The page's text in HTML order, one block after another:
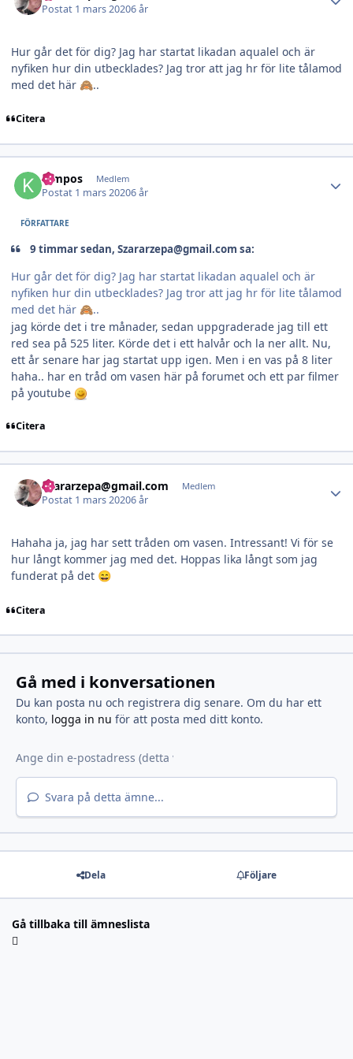
Postat 1 mars 20206 år
Hur går det för dig? Jag har startat likadan aqualel och är
nyfiken hur din utbecklades? Jag tror att jag hr för lite tålamod
med det här 🙈..
Citera
Kimpos Medlem
Postat 1 mars 20206 år
FÖRFATTARE
9 timmar sedan, Szararzepa@gmail.com sa:
Hur går det för dig? Jag har startat likadan aqualel och är
nyfiken hur din utbecklades? Jag tror att jag hr för lite tålamod
med det här 🙈..
jag körde det i tre månader, sedan uppgraderade jag till ett
red sea på 525 liter. Körde det i ett halvår och la ner allt. Nu,
ett år senare har jag startat upp igen. Men i en vas på 8 liter
haha.. har en tråd om vasen här på forumet och ett par filmer
på youtube
Citera
Szararzepa@gmail.com Medlem
Postat 1 mars 20206 år
Hahaha ja, jag har sett tråden om vasen. Intressant! Vi för se
hur långt kommer jag med det. Hoppas lika långt som jag
funderat på det 😄
Citera
Gå med i konversationen
Du kan posta nu och registrera dig senare. Om du har ett
konto, logga in nu för att posta med ditt konto.
Svara på detta ämne...
Dela Följare
Gå tillbaka till ämneslista